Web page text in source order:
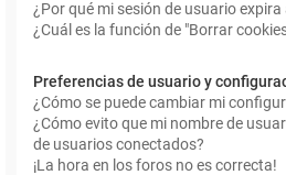
¿Por qué mi sesión de usuario
¿Cuál es la función de "Borrar
Preferencias de usuario y
¿Cómo se puede cambiar mi
¿Cómo evito que mi nombre de
de usuarios conectados?
¡La hora en los foros no es correcta!